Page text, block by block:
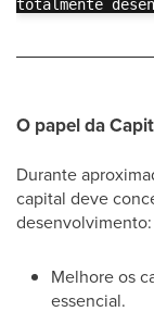
totalmente
O papel da
Durante
capital deve
desenvolvimento:
Melhore os
essencial.